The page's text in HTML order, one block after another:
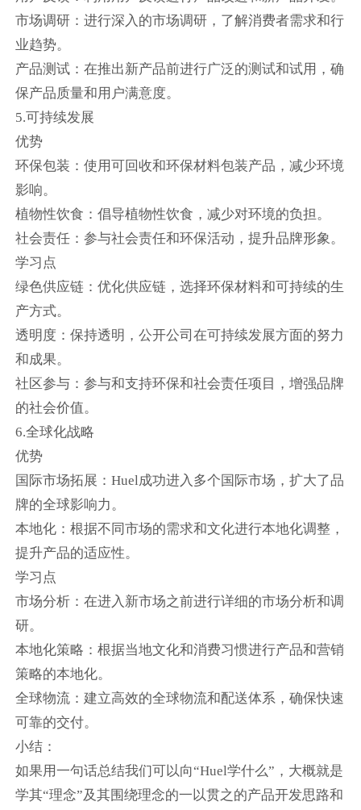
市场调研：进行深入的市场调研，了解消费者需求和行
业趋势。
产品测试：在推出新产品前进行广泛的测试和试用，确
保产品质量和用户满意度。
5.可持续发展
优势
环保包装：使用可回收和环保材料包装产品，减少环境
影响。
植物性饮食：倡导植物性饮食，减少对环境的负担。
社会责任：参与社会责任和环保活动，提升品牌形象。
学习点
绿色供应链：优化供应链，选择环保材料和可持续的生
产方式。
透明度：保持透明，公开公司在可持续发展方面的努力
和成果。
社区参与：参与和支持环保和社会责任项目，增强品牌
的社会价值。
6.全球化战略
优势
国际市场拓展：Huel成功进入多个国际市场，扩大了品
牌的全球影响力。
本地化：根据不同市场的需求和文化进行本地化调整，
提升产品的适应性。
学习点
市场分析：在进入新市场之前进行详细的市场分析和调
研。
本地化策略：根据当地文化和消费习惯进行产品和营销
策略的本地化。
全球物流：建立高效的全球物流和配送体系，确保快速
可靠的交付。
小结：
如果用一句话总结我们可以向“Huel学什么”，大概就是
学其“理念”及其围绕理念的一以贯之的产品开发思路和